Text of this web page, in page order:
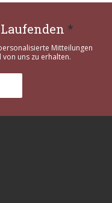
*
Mitteilungen
uns zu erhalten.